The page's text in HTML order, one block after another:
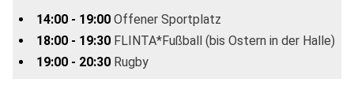
14:00 - 19:00 Offener Sportplatz
18:00 - 19:30 FLINTA*Fußball (bis Ostern in der Halle)
19:00 - 20:30 Rugby